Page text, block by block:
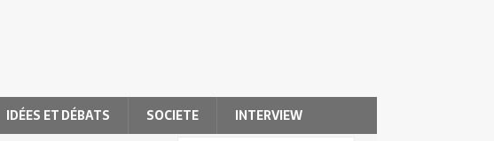
IDÉES ET DÉBATS SOCIETE INTERVIEW